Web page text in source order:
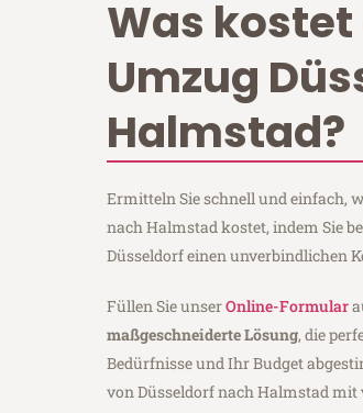
Was kostet
Umzug
Halmstad?
Ermitteln Sie schnell und einfach,
nach Halmstad kostet, indem Sie
Düsseldorf einen unverbindlichen
Füllen Sie unserOnline-Formular
maßgeschneiderte Lösung, die
Bedürfnisse und Ihr Budget
von Düsseldorf nach Halmstad mit